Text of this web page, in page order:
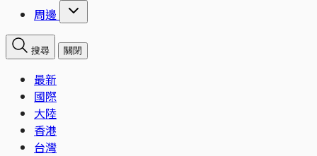
周邊
搜尋 關閉
最新
國際
大陸
香港
台灣